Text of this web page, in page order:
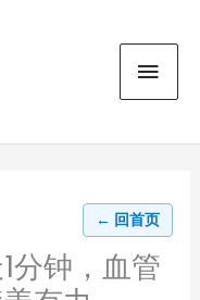
← 回首页
分钟，血管